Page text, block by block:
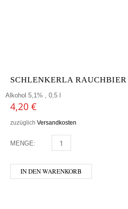
SCHLENKERLA
Alkohol 5,1% , 0,5 l
4,20 €
zuzüglich Versandkosten
MENGE: SCHLENKERLA
IN DEN WARENKORB